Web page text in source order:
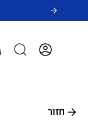
לתוכן
חשבון
חזור